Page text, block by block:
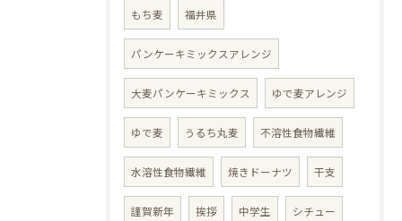
もち麦 福井県
パンケーキミックスアレンジ
大麦パンケーキミックス ゆで麦アレンジ
ゆで麦 うるち丸麦 不溶性食物繊維
水溶性食物繊維 焼きドーナツ 干支
謹賀新年 挨拶 中学生 シチュー